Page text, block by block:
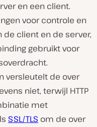
en een client.
voor controle en
client en de server,
gebruikt voor
versleutelt de over
niet, terwijl HTTP
met
SSL/TLS om de over